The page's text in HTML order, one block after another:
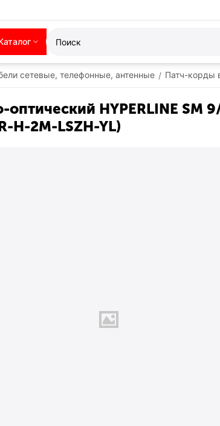
сетевые, телефонные, антенные / Патч-корды
HYPERLINE SM
H-2M-LSZH-YL)